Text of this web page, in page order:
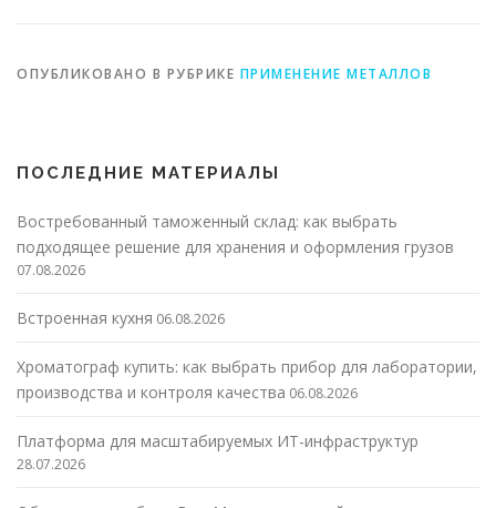
ОПУБЛИКОВАНО В РУБРИКЕ ПРИМЕНЕНИЕ МЕТАЛЛОВ
ПОСЛЕДНИЕ МАТЕРИАЛЫ
Востребованный таможенный склад: как выбрать
подходящее решение для хранения и оформления грузов
07.08.2026
Встроенная кухня 06.08.2026
Хроматограф купить: как выбрать прибор для лаборатории,
производства и контроля качества 06.08.2026
Платформа для масштабируемых ИТ-инфраструктур
28.07.2026